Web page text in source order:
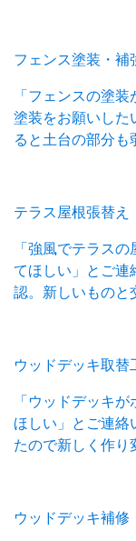
フェンス塗装・補
「フェンスの塗
塗装をお願いした
ると土台の部分も
テラス屋根張替
「強風でテラス
てほしい」とご連
認。新しいものと
ウッドデッキ取
「ウッドデッキ
ほしい」とご連絡
たので新しく作り
ウッドデッキ補